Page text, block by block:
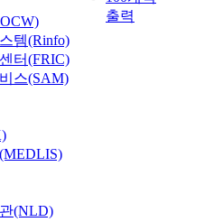
출력
템(Rinfo)
터(FRIC)
스(SAM)
(NLD)